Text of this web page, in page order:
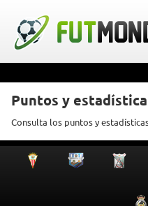
Puntos y
Consulta los puntos y